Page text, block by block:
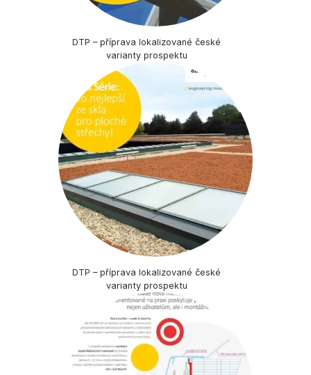
DTP – příprava lokalizované české
varianty prospektu
DTP – příprava lokalizované české
varianty prospektu